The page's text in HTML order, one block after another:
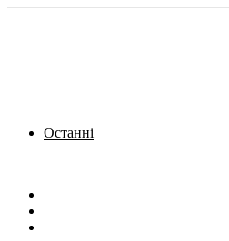
Останні